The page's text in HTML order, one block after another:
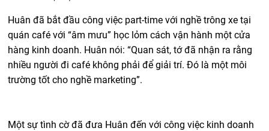
Huân đã bắt đầu công việc part-time với nghề trông xe tại
quán café với “âm mưu” học lỏm cách vận hành một cửa
hàng kinh doanh. Huân nói: “Quan sát, tớ đã nhận ra rằng
nhiều người đi café không phải để giải trí. Đó là một môi
trường tốt cho nghề marketing”.
Một sự tình cờ đã đưa Huân đến với công việc kinh doanh